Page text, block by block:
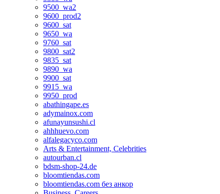
9500_wa2
9600_prod2
9600_sat
9650_wa
9760_sat
9800_sat2
9835_sat
9890_wa
9900_sat
9915_wa
9950_prod
abathingape.es
adymainox.com
afunayunsushi.cl
ahhhuevo.com
alfalegacyco.com
Arts & Entertainment, Celebrities
autourban.cl
bdsm-shop-24.de
bloomtiendas.com
bloomtiendas.com без анкор